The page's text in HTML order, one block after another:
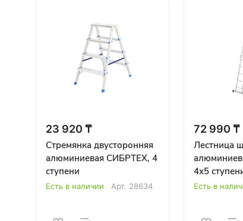
23 920 ₸
Стремянка двусторонняя
алюминиевая СИБРТЕХ, 4
ступени
Есть в наличии Арт. 28634
72 990 ₸
Лестница
4х5
Есть в